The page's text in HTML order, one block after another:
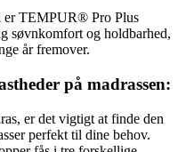
er TEMPUR® Pro Plus
søvnkomfort og holdbarhed,
år fremover.
på madrassen:
er det vigtigt at finde den
perfekt til dine behov.